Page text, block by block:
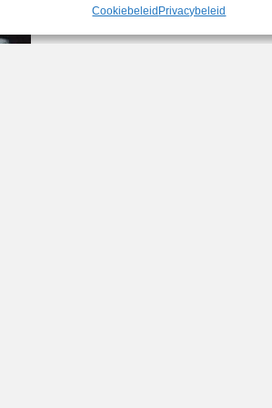
Cookiebeleid Privacybeleid